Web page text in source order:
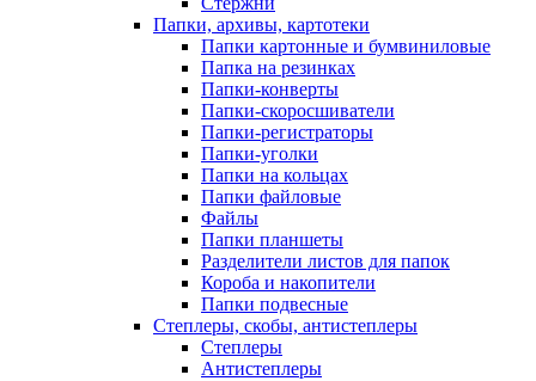
Папки, архивы, картотеки
Папки картонные и бумвиниловые
Папка на резинках
Папки-конверты
Папки-скоросшиватели
Папки-регистраторы
Папки-уголки
Папки на кольцах
Папки файловые
Файлы
Папки планшеты
Разделители листов для папок
Короба и накопители
Папки подвесные
Степлеры, скобы, антистеплеры
Степлеры
Антистеплеры